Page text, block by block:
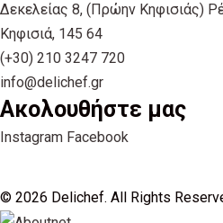
Δεκελείας 8, (Πρώην Κηφισιάς)
Κηφισιά, 145 64
(+30) 210 3247 720
info@delichef.gr
Ακολουθήστε μας
Instagram Facebook
© 2026 Delichef. All Rights